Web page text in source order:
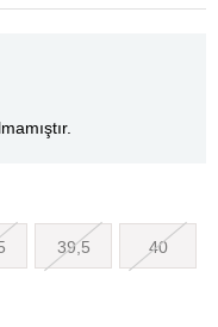
39,5 40